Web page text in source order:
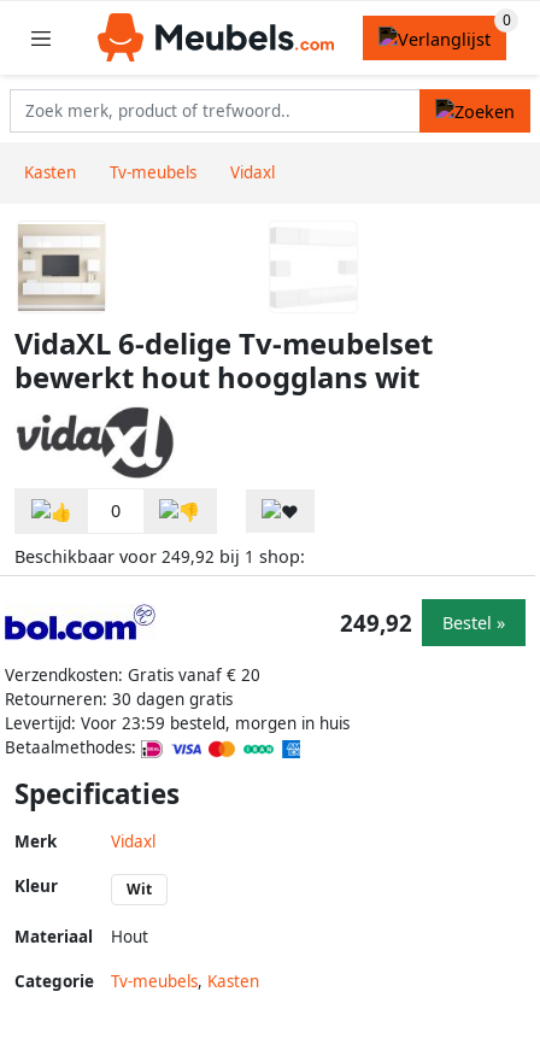
Kasten Tv-meubels Vidaxl
VidaXL 6-delige Tv-meubelset
bewerkt hout hoogglans wit
0
Beschikbaar voor 249,92 bij 1 shop:
Verzendkosten: Gratis vanaf € 20
Retourneren: 30 dagen gratis
Levertijd: Voor 23:59 besteld, morgen in huis
Betaalmethodes:
249,92 Bestel »
Specificaties
Merk Vidaxl
Kleur Wit
Materiaal Hout
Categorie Tv-meubels, Kasten